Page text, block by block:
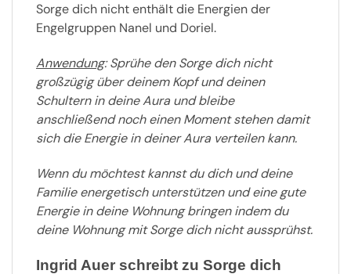
Sorge dich nicht enthält die Energien der
Engelgruppen Nanel und Doriel.
Anwendung: Sprühe den Sorge dich nicht
großzügig über deinem Kopf und deinen
Schultern in deine Aura und bleibe
anschließend noch einen Moment stehen damit
sich die Energie in deiner Aura verteilen kann.
Wenn du möchtest kannst du dich und deine
Familie energetisch unterstützen und eine gute
Energie in deine Wohnung bringen indem du
deine Wohnung mit Sorge dich nicht aussprühst.
Ingrid Auer schreibt zu Sorge dich